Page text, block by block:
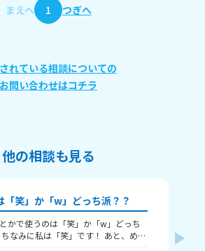
まえへ 1 つぎへ
れている相談についての
お問い合わせはコチラ
他の相談も見る
「笑」か「w」どっち派？？
かで使うのは「笑」か「w」どっち
なみに私は「笑」です！ あと、めっ